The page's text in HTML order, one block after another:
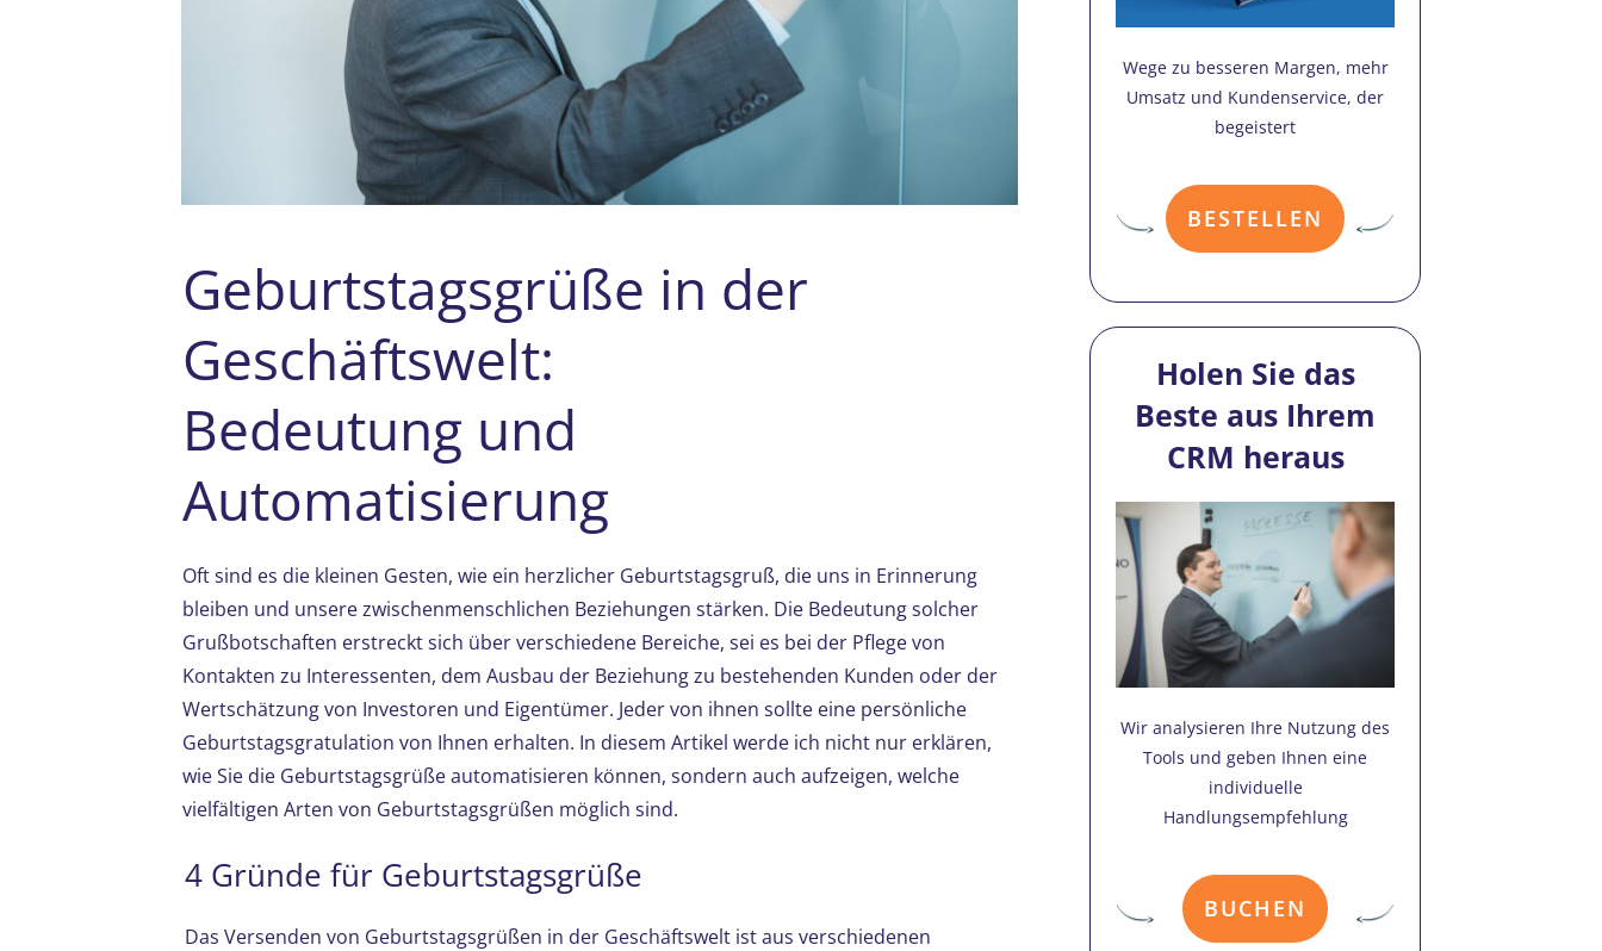
Geburtstagsgrüße in der
Geschäftswelt:
Bedeutung und
Automatisierung
Oft sind es die kleinen Gesten, wie ein herzlicher Geburtstagsgruß, die uns in Erinnerung
bleiben und unsere zwischenmenschlichen Beziehungen stärken. Die Bedeutung solcher
Grußbotschaften erstreckt sich über verschiedene Bereiche, sei es bei der Pflege von
Kontakten zu Interessenten, dem Ausbau der Beziehung zu bestehenden Kunden oder der
Wertschätzung von Investoren und Eigentümer. Jeder von ihnen sollte eine persönliche
Geburtstagsgratulation von Ihnen erhalten. In diesem Artikel werde ich nicht nur erklären,
wie Sie die Geburtstagsgrüße automatisieren können, sondern auch aufzeigen, welche
vielfältigen Arten von Geburtstagsgrüßen möglich sind.
4 Gründe für Geburtstagsgrüße
Das Versenden von Geburtstagsgrüßen in der Geschäftswelt ist aus verschiedenen
Wege zu besseren Margen, mehr
Umsatz und Kundenservice, der
begeistert
BESTELLEN
Holen Sie das
Beste aus Ihrem
CRM heraus
Wir analysieren Ihre Nutzung des
Tools und geben Ihnen eine
individuelle
Handlungsempfehlung
BUCHEN